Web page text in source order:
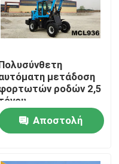
μετάδοση
ροδών 2,5
Αποστολή